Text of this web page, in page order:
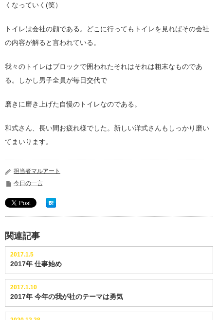
くなっていく(笑）
トイレは会社の顔である。どこに行ってもトイレを見ればその会社
の内容が解ると言われている。
我々のトイレはブロックで囲われたそれはそれは粗末なものであ
る。しかし男子全員が毎日交代で
磨きに磨き上げた自慢のトイレなのである。
和式さん、長い間お疲れ様でした。新しい洋式さんもしっかり磨い
てまいります。
担当者マルアート
今日の一言
関連記事
2017.1.5
2017年 仕事始め
2017.1.10
2017年 今年の我が社のテーマは勇気